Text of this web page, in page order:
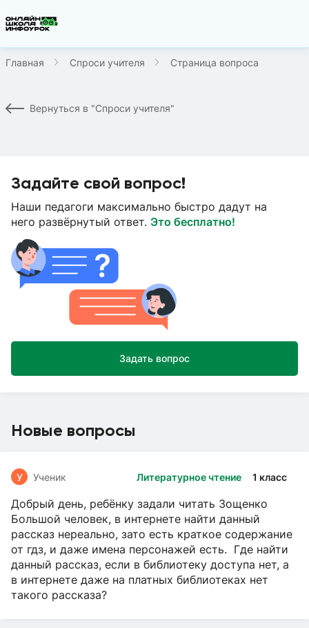
Главная Спроси учителя Страница вопроса
Вернуться в "Спроси учителя"
Задайте свой вопрос!
Наши педагоги максимально быстро дадут на
него развёрнутый ответ. Это бесплатно!
Задать вопрос
Новые вопросы
Литературное чтение 1 класс
У Ученик
Добрый день, ребёнку задали читать Зощенко
Большой человек, в интернете найти данный
рассказ нереально, зато есть краткое содержание
от гдз, и даже имена персонажей есть. Где найти
данный рассказ, если в библиотеку доступа нет, а
в интернете даже на платных библиотеках нет
такого рассказа?